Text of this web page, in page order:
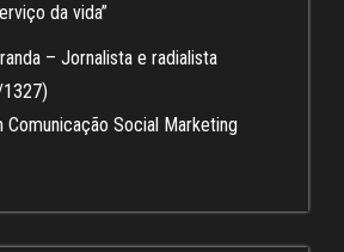
da vida”
– Jornalista e radialista
Comunicação Social Marketing